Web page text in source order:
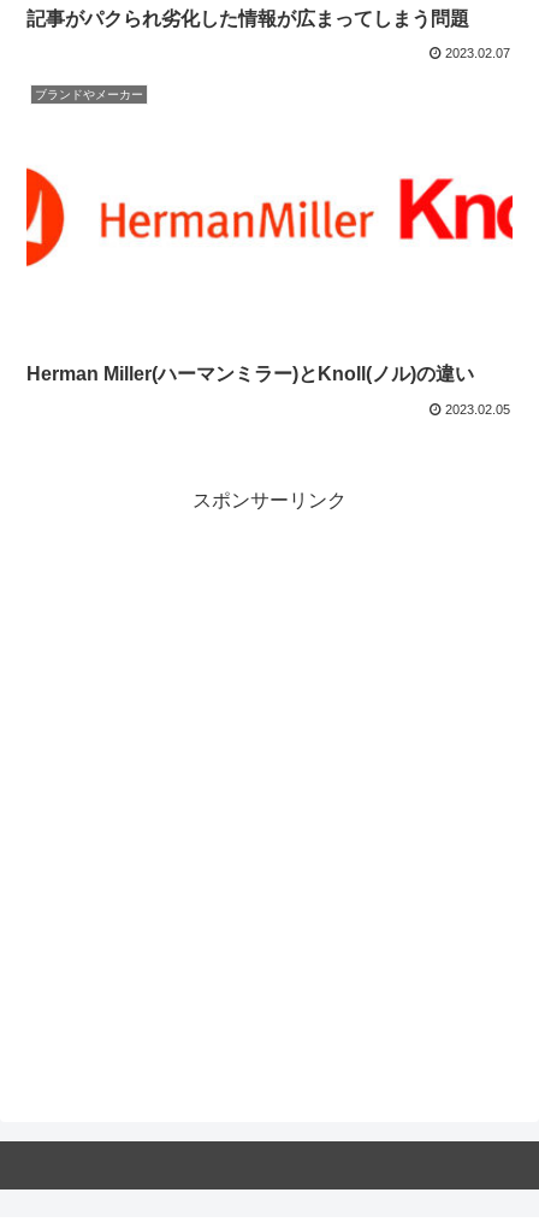
記事がパクられ劣化した情報が広まってしまう問題
2023.02.07
ブランドやメーカー
Herman Miller(ハーマンミラー)とKnoll(ノル)の違い
2023.02.05
スポンサーリンク